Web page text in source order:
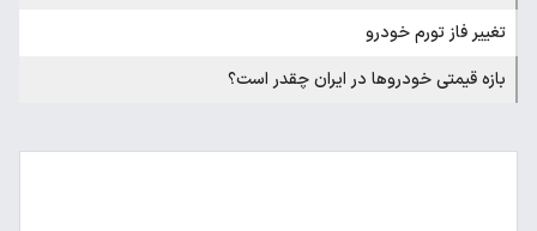
تغییر فاز تورم خودرو
بازه قیمتی خودرو‌ها در ایران چقدر است؟